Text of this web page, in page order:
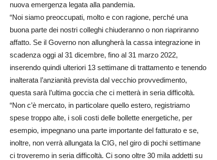
nuova emergenza legata alla pandemia.
“Noi siamo preoccupati, molto e con ragione, perché una
buona parte dei nostri colleghi chiuderanno o non riapriranno
affatto. Se il Governo non allungherà la cassa integrazione in
scadenza oggi al 31 dicembre, fino al 31 marzo 2022,
inserendo quindi ulteriori 13 settimane di trattamento e tenendo
inalterata l’anzianità prevista dal vecchio provvedimento,
questa sarà l’ultima goccia che ci metterà in seria difficoltà.
“Non c’è mercato, in particolare quello estero, registriamo
spese troppo alte, i soli costi delle bollette energetiche, per
esempio, impegnano una parte importante del fatturato e se,
inoltre, non verrà allungata la CIG, nel giro di pochi settimane
ci troveremo in seria difficoltà. Ci sono oltre 30 mila addetti su